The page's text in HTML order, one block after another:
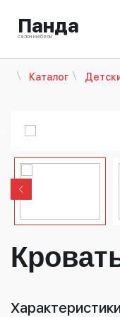
Панда
салон мебели
Каталог